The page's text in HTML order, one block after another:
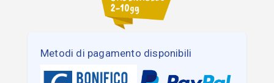
Metodi di pagamento disponibili